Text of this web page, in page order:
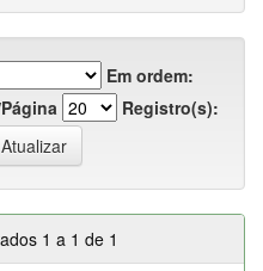
Em ordem:
Registro(s):
1 a 1 de 1